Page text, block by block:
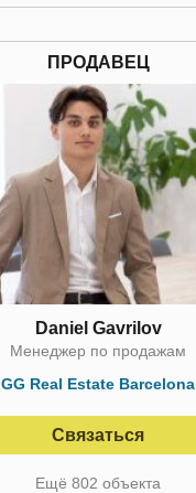
ПРОДАВЕЦ
Daniel Gavrilov
Менеджер по продажам
GG Real Estate Barcelona
Связаться
Ещё 802 объекта